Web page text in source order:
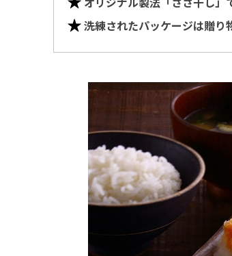
オリジナル製法「ささ干し」
洗練されたパッケージは贈り